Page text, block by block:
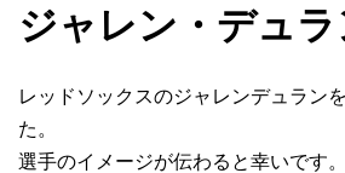
ジャレン・デュ
レッドソックスのジャレンデュラン
た。
選手のイメージが伝わると幸いです。